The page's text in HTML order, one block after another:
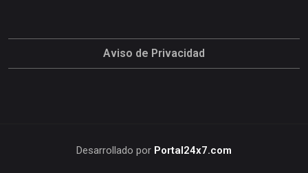
Aviso de Privacidad
Desarrollado por Portal24x7.com